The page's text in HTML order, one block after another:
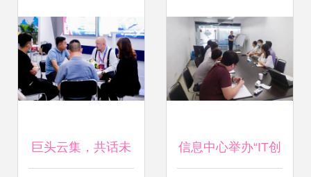
巨头云集，共话未 信息中心举办“IT创